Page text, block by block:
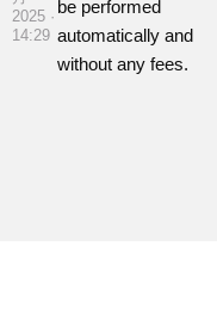
2025 ·
14:29
be performed
automatically and
without any fees.